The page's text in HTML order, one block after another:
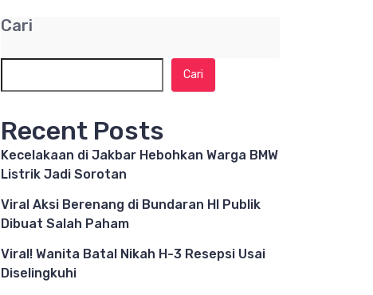
Cari
Cari
Recent Posts
Kecelakaan di Jakbar Hebohkan Warga BMW
Listrik Jadi Sorotan
Viral Aksi Berenang di Bundaran HI Publik
Dibuat Salah Paham
Viral! Wanita Batal Nikah H-3 Resepsi Usai
Diselingkuhi